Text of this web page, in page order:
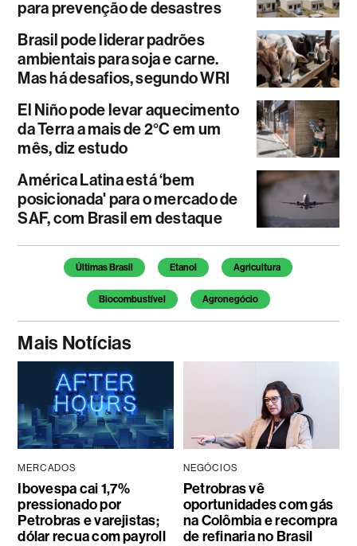
para prevenção de desastres
Brasil pode liderar padrões
ambientais para soja e carne.
Mas há desafios, segundo WRI
El Niño pode levar aquecimento
da Terra a mais de 2°C em um
mês, diz estudo
América Latina está ‘bem
posicionada' para o mercado de
SAF, com Brasil em destaque
Temas deste artigo
Últimas Brasil Etanol Agricultura
Biocombustível Agronegócio
Mais Notícias
MERCADOS
Ibovespa cai 1,7%
pressionado por
Petrobras e varejistas;
dólar recua com payroll
NEGÓCIOS
Petrobras vê
oportunidades com gás
na Colômbia e recompra
de refinaria no Brasil